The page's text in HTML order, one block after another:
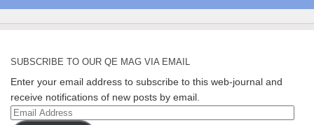
SUBSCRIBE TO OUR QE MAG VIA EMAIL
Enter your email address to subscribe to this web-journal and
receive notifications of new posts by email.
Email